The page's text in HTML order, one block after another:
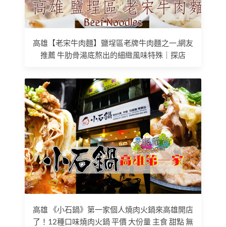
高雄【老宋牛肉麵】鹽埕區老牌牛肉麵之一,網友
推薦 牛肋骨湯底熬出的細緻風味特殊｜探店
高雄 《小石鍋》第一家個人燒肉火鍋來高雄開店
了！12種口味燒肉火鍋 平價 大份量 主食 甜點 無